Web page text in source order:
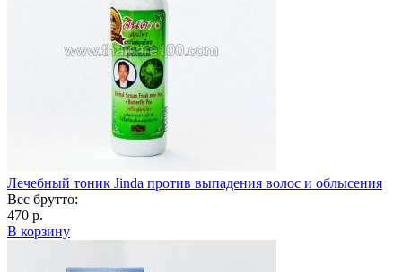
Лечебный тоник Jinda против выпадения волос и облысения
Вес брутто:
470 р.
В корзину